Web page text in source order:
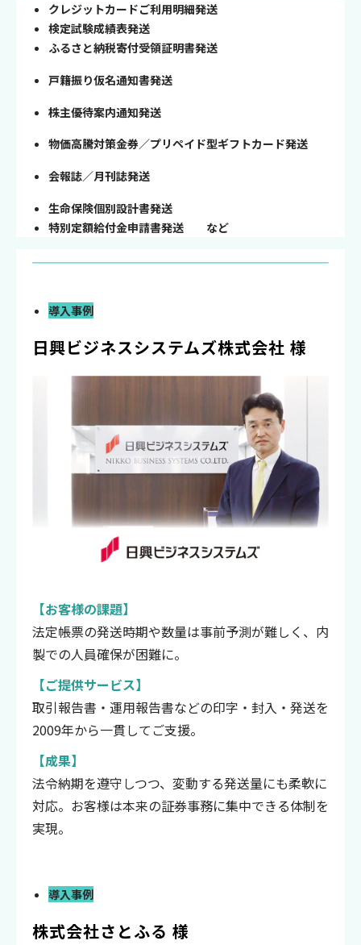
クレジットカードご利用明細発送
検定試験成績表発送
ふるさと納税寄付受領証明書発送
戸籍振り仮名通知書発送
株主優待案内通知発送
物価高騰対策金券／プリペイド型ギフトカード発送
会報誌／月刊誌発送
生命保険個別設計書発送
特別定額給付金申請書発送 など
導入事例
日興ビジネスシステムズ株式会社 様
【お客様の課題】
法定帳票の発送時期や数量は事前予測が難しく、内
製での人員確保が困難に。
【ご提供サービス】
取引報告書・運用報告書などの印字・封入・発送を
2009年から一貫してご支援。
【成果】
法令納期を遵守しつつ、変動する発送量にも柔軟に
対応。お客様は本来の証券事務に集中できる体制を
実現。
導入事例
株式会社さとふる 様